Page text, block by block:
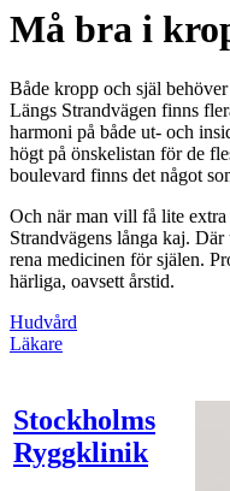
Må bra i
Både kropp och själ
Längs Strandvägen finns
harmoni på både ut- och
högt på önskelistan för de
boulevard finns det något
Och när man vill få lite
Strandvägens långa kaj.
rena medicinen för själen.
härliga, oavsett årstid.
Hudvård
Läkare
Stockholms
Ryggklinik